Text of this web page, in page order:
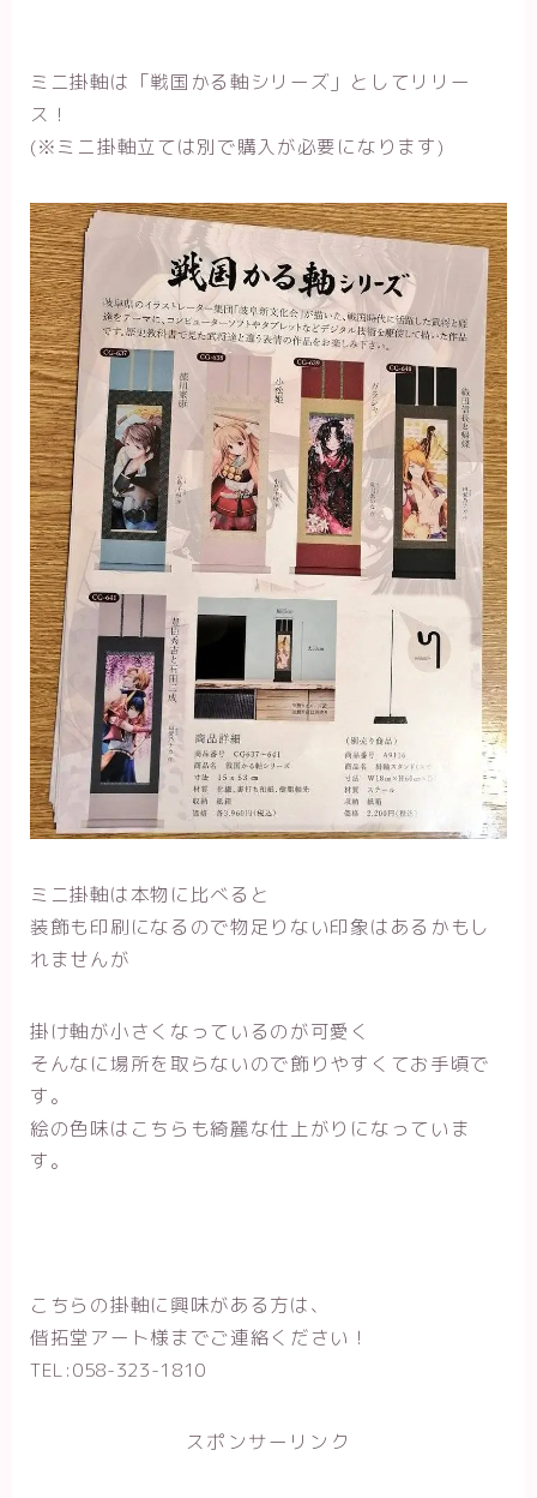
ミニ掛軸は「戦国かる軸シリーズ」としてリリー
ス！
(※ミニ掛軸立ては別で購入が必要になります)
ミニ掛軸は本物に比べると
装飾も印刷になるので物足りない印象はあるかもし
れませんが
掛け軸が小さくなっているのが可愛く
そんなに場所を取らないので飾りやすくてお手頃で
す。
絵の色味はこちらも綺麗な仕上がりになっていま
す。
こちらの掛軸に興味がある方は、
偕拓堂アート様までご連絡ください！
TEL:058-323-1810
スポンサーリンク